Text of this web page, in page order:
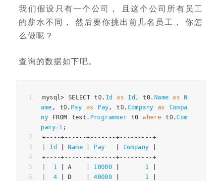
我们假设只有一个公司， 且这个公司所有员工
的薪水不同， 然后要你挑出前几名员工， 你怎
么做呢？
查询的数据如下吧。
mysql> SELECT t0. Id as Id , t0. Name as
N
ame , t0. Pay as Pay, t0. Company as
Compa
ny FROM test . Programmer t0 where t0.Com
pany=1 ;
+----+------+-------+---------+
Id Name Pay Company
+----+------+-------+---------+
1 A 10000 1
4 D 40000 1